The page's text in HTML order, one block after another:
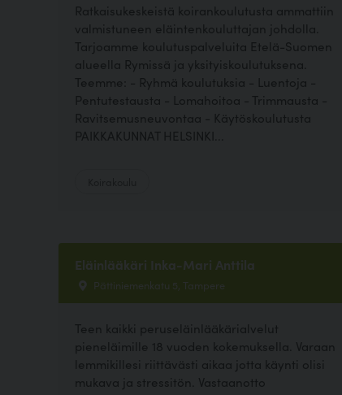
Ratkaisukeskeistä koirankoulutusta ammattiin
valmistuneen eläintenkouluttajan johdolla.
Tarjoamme koulutuspalveluita Etelä-Suomen
alueella Rymissä ja yksityiskoulutuksena.
Teemme: - Ryhmä koulutuksia - Luentoja -
Pentutestausta - Lomahoitoa - Trimmausta -
Ravitsemusneuvontaa - Käytöskoulutusta
PAIKKAKUNNAT HELSINKI...
Eläinlääkäri Inka-Mari Anttila
Pättiniemenkatu 5, Tampere
Teen kaikki peruseläinlääkärialvelut
pieneläimille 18 vuoden kokemuksella. Varaan
lemmikillesi riittävästi aikaa jotta käynti olisi
mukava ja stressitön. Vastaanotto